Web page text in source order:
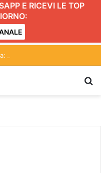
E RICEVI LE TOP